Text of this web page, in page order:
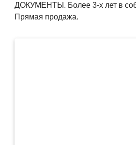
ДОКУМЕНТЫ. Более 3-х лет в
Прямая продажа.